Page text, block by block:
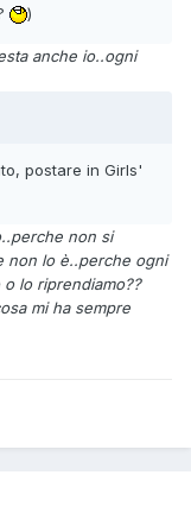
)
anche io..ogni
postare in Girls'
non si
non lo è..perche ogni
lo riprendiamo??
mi ha sempre